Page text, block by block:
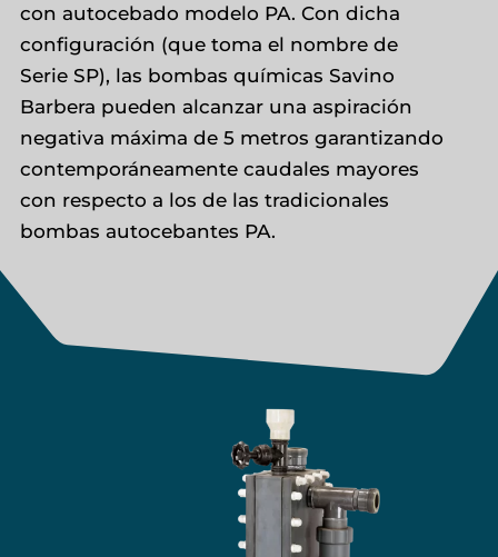
con autocebado modelo PA. Con dicha
configuración (que toma el nombre de
Serie SP), las bombas químicas Savino
Barbera pueden alcanzar una aspiración
negativa máxima de 5 metros garantizando
contemporáneamente caudales mayores
con respecto a los de las tradicionales
bombas autocebantes PA.